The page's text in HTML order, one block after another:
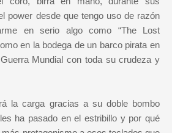
power desde que tengo uso de razón
en serio algo como “The Lost
en la bodega de un barco pirata en
Mundial con toda su crudeza y
la carga gracias a su doble bombo
ha pasado en el estribillo y por qué